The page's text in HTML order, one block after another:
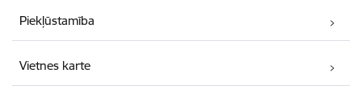
Piekļūstamība
Vietnes karte